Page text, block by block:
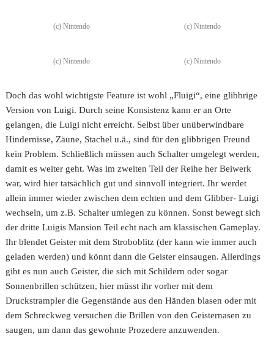
(c) Nintendo (c) Nintendo
(c) Nintendo (c) Nintendo
Doch das wohl wichtigste Feature ist wohl „Fluigi“, eine glibbrige
Version von Luigi. Durch seine Konsistenz kann er an Orte
gelangen, die Luigi nicht erreicht. Selbst über unüberwindbare
Hindernisse, Zäune, Stachel u.ä., sind für den glibbrigen Freund
kein Problem. Schließlich müssen auch Schalter umgelegt werden,
damit es weiter geht. Was im zweiten Teil der Reihe her Beiwerk
war, wird hier tatsächlich gut und sinnvoll integriert. Ihr werdet
allein immer wieder zwischen dem echten und dem Glibber- Luigi
wechseln, um z.B. Schalter umlegen zu können. Sonst bewegt sich
der dritte Luigis Mansion Teil echt nach am klassischen Gameplay.
Ihr blendet Geister mit dem Stroboblitz (der kann wie immer auch
geladen werden) und könnt dann die Geister einsaugen. Allerdings
gibt es nun auch Geister, die sich mit Schildern oder sogar
Sonnenbrillen schützen, hier müsst ihr vorher mit dem
Druckstrampler die Gegenstände aus den Händen blasen oder mit
dem Schreckweg versuchen die Brillen von den Geisternasen zu
saugen, um dann das gewohnte Prozedere anzuwenden.